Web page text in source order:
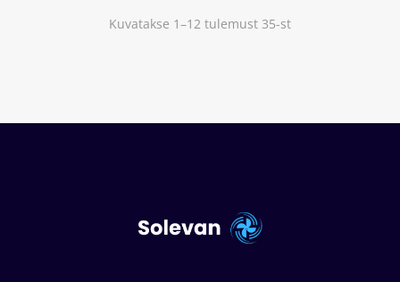
Kuvatakse 1–12 tulemust 35-st